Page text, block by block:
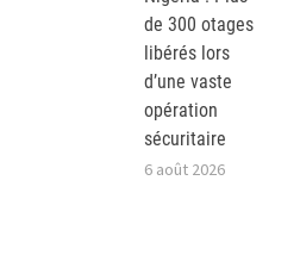
de 300 otages
libérés lors
d’une vaste
opération
sécuritaire
6 août 2026